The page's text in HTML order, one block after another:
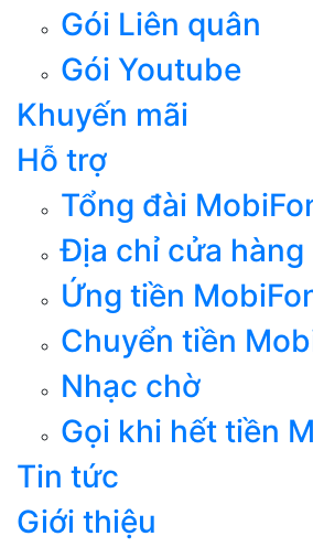
Gói Liên quân
Gói Youtube
Khuyến mãi
Hỗ trợ
Tổng đài
Địa chỉ cửa hàng
Ứng tiền
Chuyển tiền
Nhạc chờ
Gọi khi hết tiền
Tin tức
Giới thiệu